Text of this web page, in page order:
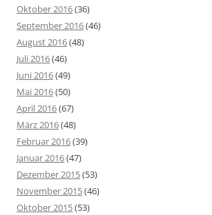
Oktober 2016(36)
September 2016(46)
August 2016(48)
Juli 2016(46)
Juni 2016(49)
Mai 2016(50)
April 2016(67)
März 2016(48)
Februar 2016(39)
Januar 2016(47)
Dezember 2015(53)
November 2015(46)
Oktober 2015(53)